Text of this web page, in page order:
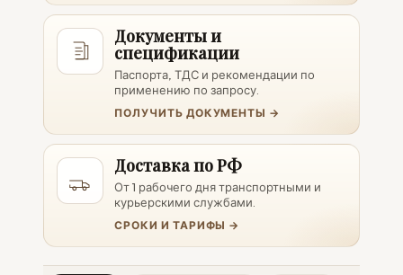
Документы и
спецификации
Паспорта, ТДС и рекомендации по
применению по запросу.
ПОЛУЧИТЬ ДОКУМЕНТЫ →
Доставка по РФ
От 1 рабочего дня транспортными и
курьерскими службами.
СРОКИ И ТАРИФЫ →